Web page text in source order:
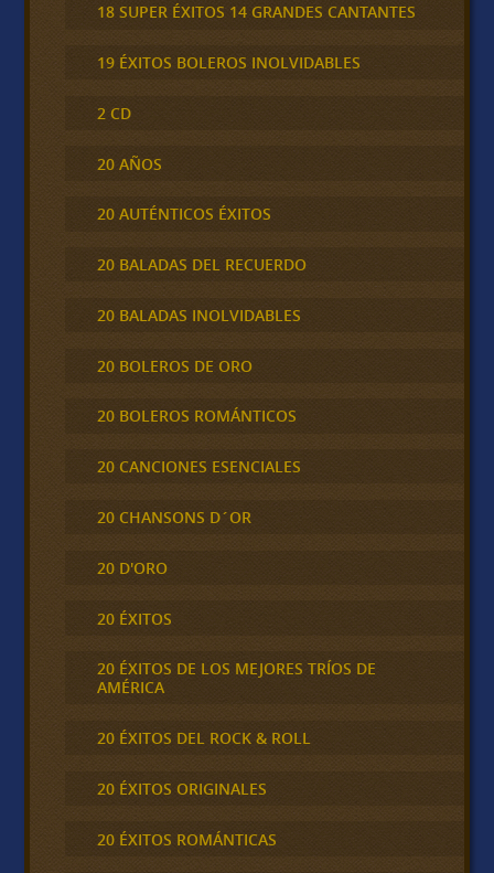
18 SUPER ÉXITOS 14 GRANDES CANTANTES
19 ÉXITOS BOLEROS INOLVIDABLES
2 CD
20 AÑOS
20 AUTÉNTICOS ÉXITOS
20 BALADAS DEL RECUERDO
20 BALADAS INOLVIDABLES
20 BOLEROS DE ORO
20 BOLEROS ROMÁNTICOS
20 CANCIONES ESENCIALES
20 CHANSONS D´OR
20 D'ORO
20 ÉXITOS
20 ÉXITOS DE LOS MEJORES TRÍOS DE
AMÉRICA
20 ÉXITOS DEL ROCK & ROLL
20 ÉXITOS ORIGINALES
20 ÉXITOS ROMÁNTICAS